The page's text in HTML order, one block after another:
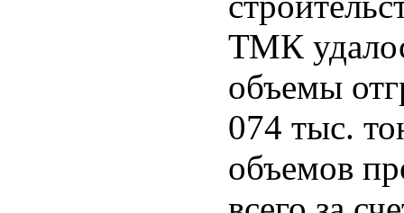
ТМК
объемы
074 тыс.
объемов